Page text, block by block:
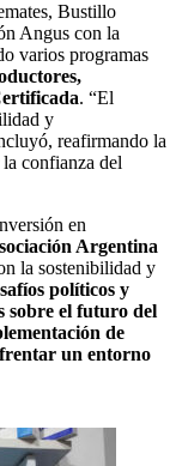
Bustillo
Angus con la
varios programas
. “El
y
reafirmando la
confianza del
en
Argentina
la sostenibilidad y
políticos y
sobre el futuro del
de
un entorno